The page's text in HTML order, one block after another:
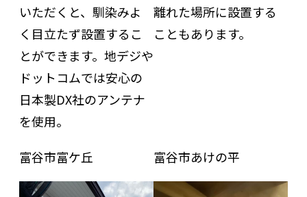
いただくと、馴染みよ
く目立たず設置するこ
とができます。地デジや
ドットコムでは安心の
日本製DX社のアンテナ
を使用。
離れた場所に設置する
こともあります。
富谷市富ケ丘 富谷市あけの平